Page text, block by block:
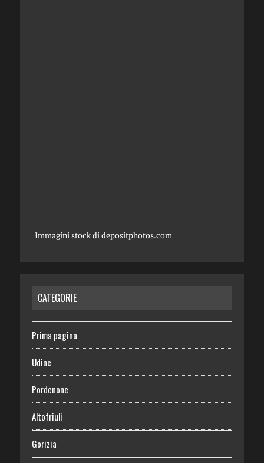
Immagini stock di depositphotos.com
CATEGORIE
Prima pagina
Udine
Pordenone
Altofriuli
Gorizia